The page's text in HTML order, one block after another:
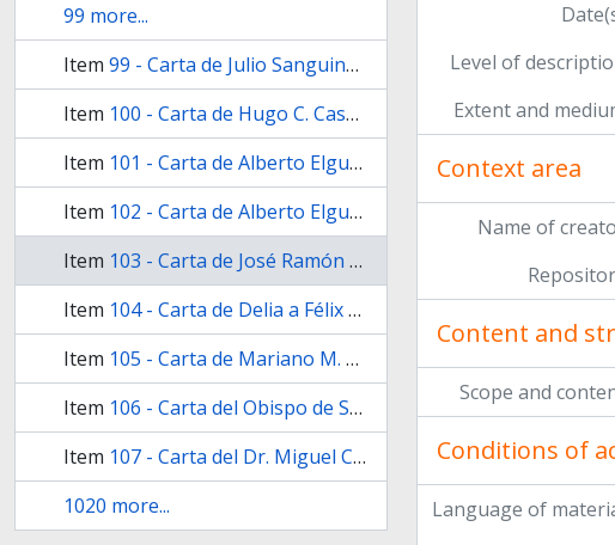
99 more...
Item 99 - Carta de Julio Sanguinetti a Félix Luna sobre Soy Roca
Item 100 - Carta de Hugo C. Casadellia a Félix Luna sobre Soy Roca
Item 101 - Carta de Alberto Elguera a Félix Luna sobre Soy Roca
Item 102 - Carta de Alberto Elguera a Félix Luna sobre Soy Roca
Item 103 - Carta de José Ramón Palacio a Félix Luna sobre Soy Roca
Item 104 - Carta de Delia a Félix Luna sobre Soy Roca
Item 105 - Carta de Mariano M. a Félix Luna sobre Soy Roca
Item 106 - Carta del Obispo de San Isidro a Félix Luna sobre Soy Roca
Item 107 - Carta del Dr. Miguel Culaciati a Félix Luna sobre Soy Roca
1020 more...
Level of
Extent and
Context area
Name of
Content and
Scope and
Conditions of
Language of